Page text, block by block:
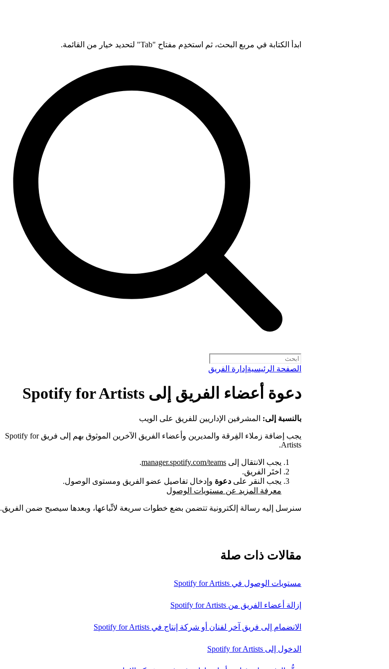
ابدأ الكتابة في مربع البحث، ثم استخدِم مفتاح "Tab" لتحديد خيار من القائمة.
الصفحة الرئيسية إدارة الفريق
دعوة أعضاء الفريق إلى Spotify for Artists
بالنسبة إلى: المشرفين الإداريين للفريق على الويب
يجب إضافة زملاء الفِرقة والمديرين وأعضاء الفريق الآخرين الموثوق بهم إلى فريق Spotify for
Artists.
يجب الانتقال إلى manager.spotify.com/teams
.
اختَر الفريق.
يجب النقر على دعوة وإدخال تفاصيل عضو الفريق ومستوى الوصول.
معرفة المزيد عن مستويات الوصول
سنرسل إليه رسالة إلكترونية تتضمن بضع خطوات سريعة لاتِّباعها، وبعدها سيصبح ضمن الفريق.
مقالات ذات صلة
مستويات الوصول في Spotify for Artists
إزالة أعضاء الفريق من Spotify for Artists
الانضمام إلى فريق آخر لفنان أو شركة إنتاج في Spotify for Artists
الدخول إلى Spotify for Artists